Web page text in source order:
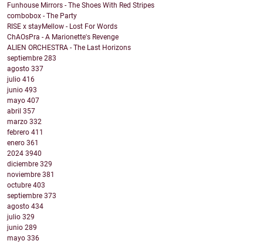
Funhouse Mirrors - The Shoes With Red Stripes
combobox - The Party
RISE x stayMellow - Lost For Words
ChAOsPra - A Marionette's Revenge
ALIEN ORCHESTRA - The Last Horizons
septiembre 283
agosto 337
julio 416
junio 493
mayo 407
abril 357
marzo 332
febrero 411
enero 361
2024 3940
diciembre 329
noviembre 381
octubre 403
septiembre 373
agosto 434
julio 329
junio 289
mayo 336